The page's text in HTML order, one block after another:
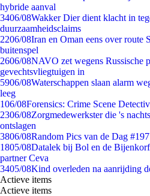
hybride aanval
3406/08Wakker Dier dient klacht in
duurzaamheidsclaims
2206/08Iran en Oman eens over route
buitenspel
2606/08NAVO zet wegens Russische
gevechtsvliegtuigen in
5906/08Waterschappen slaan alarm
leeg
106/08Forensics: Crime Scene
2306/08Zorgmedewerkster die 's
ontslagen
3806/08Random Pics van de Dag
1805/08Datalek bij Bol en de
partner Ceva
3405/08Kind overleden na aanrijding
Actieve items
Actieve items